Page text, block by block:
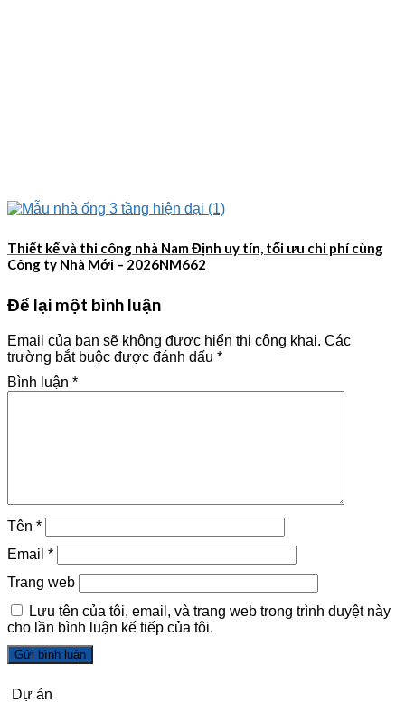
Thiết kế và thi công nhà Nam Định uy tín, tối ưu chi phí cùng
Công ty Nhà Mới – 2026NM662
Để lại một bình luận
Email của bạn sẽ không được hiển thị công khai. Các
trường bắt buộc được đánh dấu *
Bình luận *
Tên *
Email *
Trang web
Lưu tên của tôi, email, và trang web trong trình duyệt này
cho lần bình luận kế tiếp của tôi.
Dự án